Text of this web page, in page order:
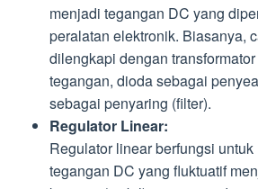
menjadi tegangan DC yang
peralatan elektronik. Biasanya,
dilengkapi dengan
tegangan, dioda sebagai
sebagai penyaring (filter).
Regulator Linear:
Regulator linear berfungsi
tegangan DC yang fluktuatif